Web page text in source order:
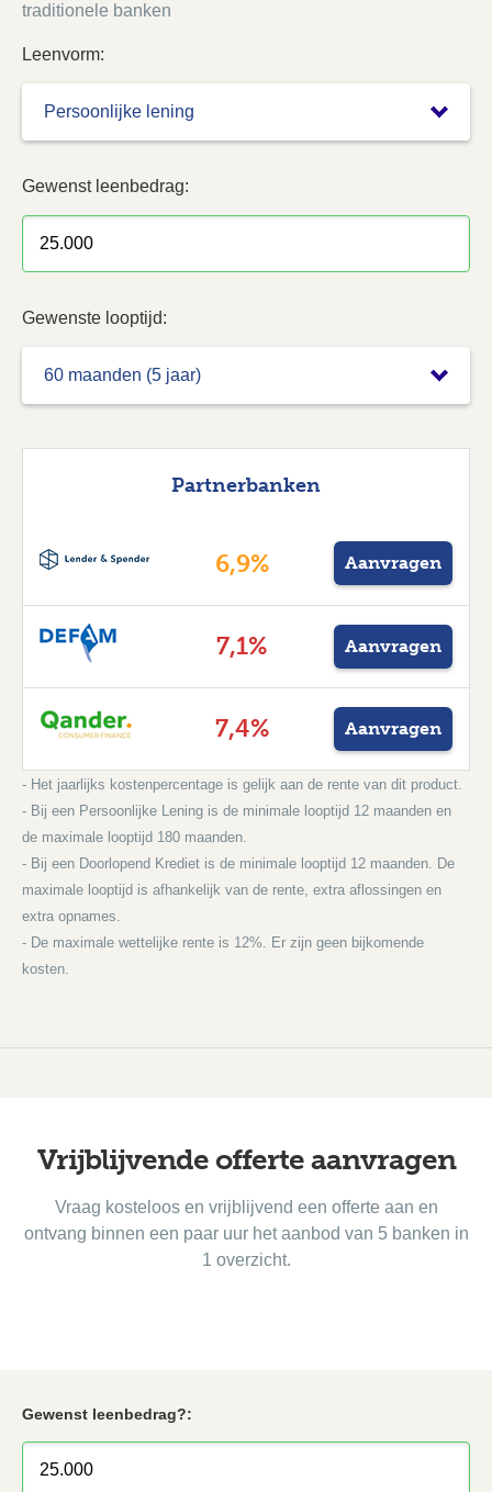
traditionele banken
Leenvorm:
Gewenst leenbedrag:
Gewenste looptijd:
Partner­banken
6,9% Aanvragen
7,1% Aanvragen
7,4% Aanvragen
- Het jaarlijks kostenpercentage is gelijk aan de rente van dit product.
- Bij een Persoonlijke Lening is de minimale looptijd 12 maanden en
de maximale looptijd 180 maanden.
- Bij een Doorlopend Krediet is de minimale looptijd 12 maanden. De
maximale looptijd is afhankelijk van de rente, extra aflossingen en
extra opnames.
- De maximale wettelijke rente is 12%. Er zijn geen bijkomende
kosten.
Vrijblijvende offerte aanvragen
Vraag kosteloos en vrijblijvend een offerte aan en
ontvang binnen een paar uur het aanbod van 5 banken in
1 overzicht.
Gewenst leenbedrag?: